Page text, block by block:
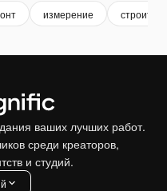
измерение
ваших лучших работ.
среди креаторов,
и студий.